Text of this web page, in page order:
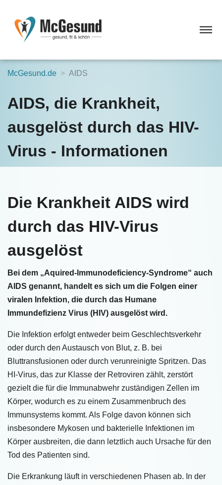
McGesund.de AIDS
AIDS, die Krankheit,
ausgelöst durch das HIV-
Virus - Informationen
Die Krankheit AIDS wird
durch das HIV-Virus
ausgelöst
Bei dem „Aquired-Immunodeficiency-Syndrome“ auch
AIDS genannt, handelt es sich um die Folgen einer
viralen Infektion, die durch das Humane
Immundefizienz Virus (HIV) ausgelöst wird.
Die Infektion erfolgt entweder beim Geschlechtsverkehr
oder durch den Austausch von Blut, z. B. bei
Bluttransfusionen oder durch verunreinigte Spritzen. Das
HI-Virus, das zur Klasse der Retroviren zählt, zerstört
gezielt die für die Immunabwehr zuständigen Zellen im
Körper, wodurch es zu einem Zusammenbruch des
Immunsystems kommt. Als Folge davon können sich
insbesondere Mykosen und bakterielle Infektionen im
Körper ausbreiten, die dann letztlich auch Ursache für den
Tod des Patienten sind.
Die Erkrankung läuft in verschiedenen Phasen ab. In der